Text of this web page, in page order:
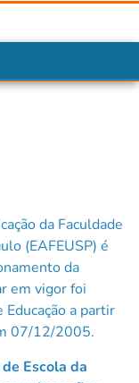
da Faculdade
(EAFEUSP) é
da
em vigor foi
a partir
07/12/2005.
Escola da